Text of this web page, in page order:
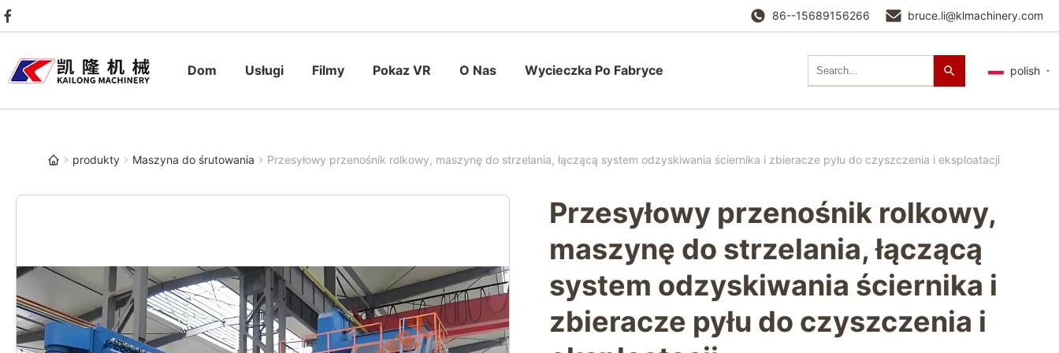
86--15689156266 bruce.li@klmachinery.com
Dom Usługi Filmy Pokaz VR O Nas Wycieczka Po Fabryce polish
produkty Maszyna do śrutowania Przesyłowy przenośnik rolkowy, maszynę do strzelania, łączącą system odzyskiwania ściernika i zbieracze pyłu do czyszczenia i eksploatacji
Przesyłowy przenośnik rolkowy,
maszynę do strzelania, łączącą
system odzyskiwania ściernika i
zbieracze pyłu do czyszczenia i